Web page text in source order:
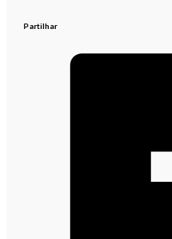
Partilhar